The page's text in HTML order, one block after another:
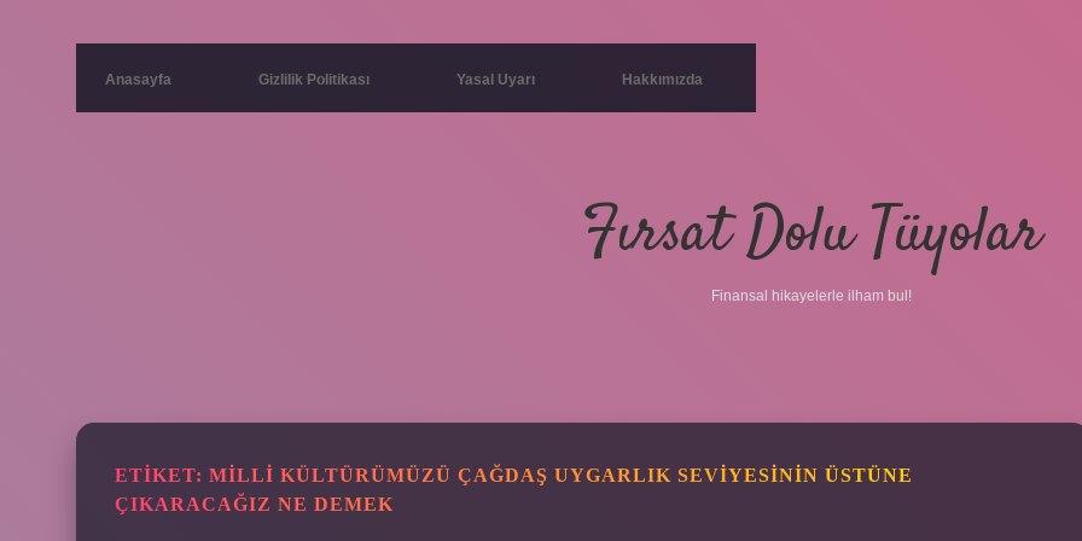
Anasayfa Gizlilik Politikası Yasal Uyarı Hakkımızda
Fırsat Dolu Tüyolar
Finansal hikayelerle ilham bul!
ETIKET: MILLI KÜLTÜRÜMÜZÜ ÇAĞDAŞ UYGARLIK SEVIYESININ ÜSTÜNE
ÇIKARACAĞIZ NE DEMEK